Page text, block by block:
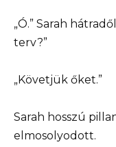
„Ó.” Sarah
terv?”
„Követjük őket.”
Sarah hosszú
elmosolyodott.